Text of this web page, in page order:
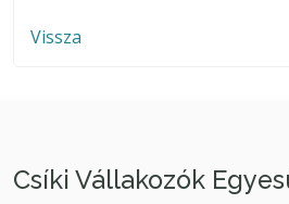
Vissza
Csíki Vállakozók